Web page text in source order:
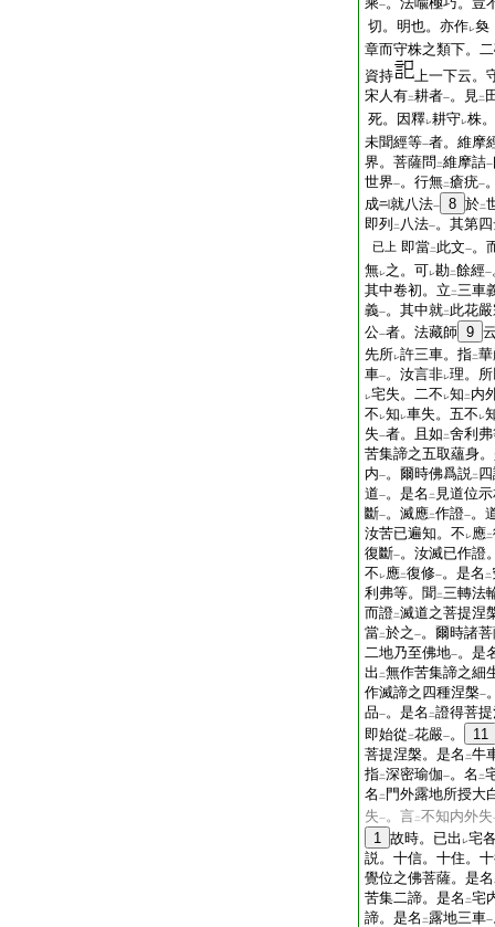
一
切。明也。亦作レ奐
章而守株之類下。
資持
上一下云。
宋人有二耕者一。見二
死。因釋レ耕守レ株
未聞經等一者。維摩
界。菩薩問 二維摩詰一
世界一。行無二瘡疣一
成
就八法一 8 於二
即列
二 八法一。其第
已上 即當二 此文一。
無レ之。可レ勘二餘經一
其中卷初。立 二三車
義一。其中就二 此花
公一者。法藏師 9
先所レ許三車。指二
車一。汝言非レ理。
レ宅失。二不 レ知 二 内
不 レ知 レ車失。五不 レ
失一者。且如 二舍利
苦集諦之五取蘊身
内一。爾時佛爲説二
道一。是名 二 見道位
斷一。滅應二作證一。
汝苦已遍知。不 レ應二
復斷一。汝滅已作證
不 レ應二復修一。是名 二
利弗等。聞 二三轉法
而證二滅道之菩提涅
當二於之 一。爾時諸
二地乃至佛地一。是
出 二無作苦集諦之細
作滅諦之四種涅槃一
品一。是名 二證得菩
即始從 二花嚴一。
11
菩提涅槃。是名 二牛
指二深密瑜伽一。名 二
名 二 門外露地所授大
失一。言二不知内外失
1 故時。已出 レ宅
説。十信。十住。
覺位之佛菩薩。是名
苦集二諦。是名 二宅
諦。是名 二 露地三車一